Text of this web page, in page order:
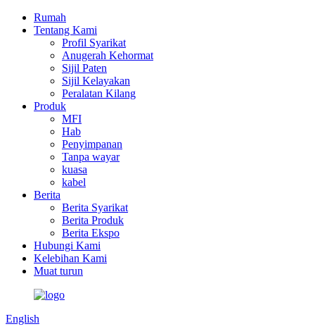
Rumah
Tentang Kami
Profil Syarikat
Anugerah Kehormat
Sijil Paten
Sijil Kelayakan
Peralatan Kilang
Produk
MFI
Hab
Penyimpanan
Tanpa wayar
kuasa
kabel
Berita
Berita Syarikat
Berita Produk
Berita Ekspo
Hubungi Kami
Kelebihan Kami
Muat turun
English